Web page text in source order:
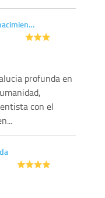
profunda en
con el